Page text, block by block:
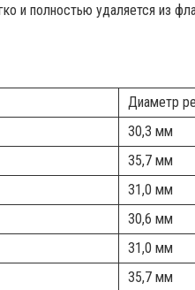
и полностью удаляется из
Диаметр
30,3 мм
35,7 мм
31,0 мм
30,6 мм
31,0 мм
35,7 мм